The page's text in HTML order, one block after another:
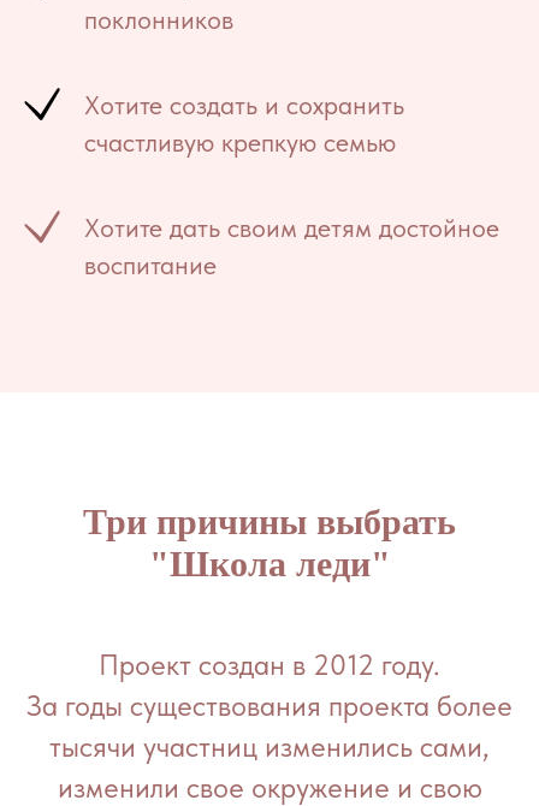
поклонников
Хотите создать и сохранить
счастливую крепкую семью
Хотите дать своим детям достойное
воспитание
Три причины выбрать
"Школа леди"
Проект создан в 2012 году.
За годы существования проекта более
тысячи участниц изменились сами,
изменили свое окружение и свою